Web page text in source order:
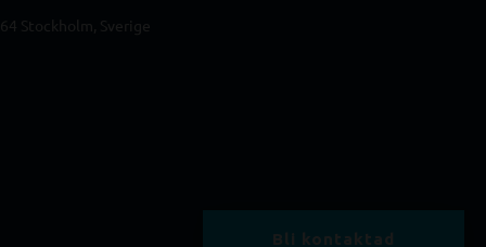
Stockholm, Sverige
Bli kontaktad